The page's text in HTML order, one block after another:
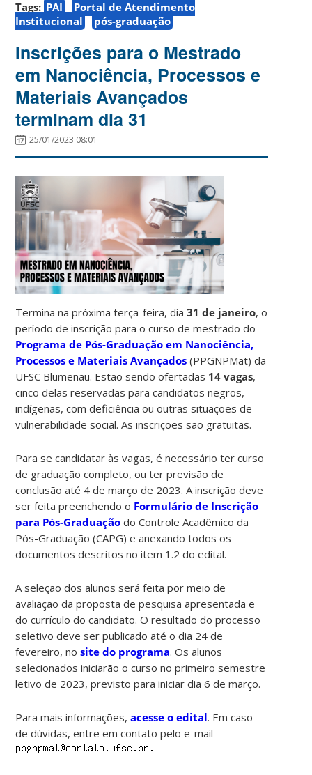
Tags: PAI
Portal de Atendimento
Institucional
pós-graduação
Inscrições para o Mestrado
em Nanociência, Processos e
Materiais Avançados
terminam dia 31
25/01/2023 08:01
Termina na próxima terça-feira, dia31 de janeiro, o
período de inscrição para o curso de mestrado do
Programa de Pós-Graduação em Nanociência,
Processos e Materiais Avançados (PPGNPMat) da
UFSC Blumenau. Estão sendo ofertadas 14 vagas,
cinco delas reservadas para candidatos negros,
indígenas, com deficiência ou outras situações de
vulnerabilidade social. As inscrições são gratuitas.
Para se candidatar às vagas, é necessário ter curso
de graduação completo, ou ter previsão de
conclusão até 4 de março de 2023. A inscrição deve
ser feita preenchendo o Formulário de Inscrição
para Pós-Graduação do Controle Acadêmico da
Pós-Graduação (CAPG) e anexando todos os
documentos descritos no item 1.2 do edital.
A seleção dos alunos será feita por meio de
avaliação da proposta de pesquisa apresentada e
do currículo do candidato. O resultado do processo
seletivo deve ser publicado até o dia 24 de
fevereiro, nosite do programa. Os alunos
selecionados iniciarão o curso no primeiro semestre
letivo de 2023, previsto para iniciar dia 6 de março.
Para mais informações,acesse o edital. Em caso
de dúvidas, entre em contato pelo e-mail